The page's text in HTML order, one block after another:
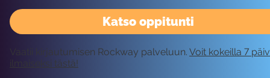
Katso oppitunti
Vaatii kirjautumisen Rockway palveluun. Voit kokeilla 7
ilmaiseksi tästä!